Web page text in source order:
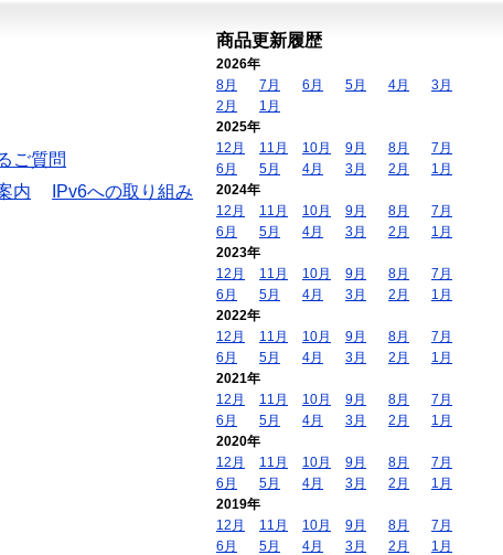
ご質問
内
IPv6への取り組み
商品更新履歴
2026年
8月
7月 6月 5月 4月
3月
2月
1月
2025年
12月
11月 10月 9月 8月
7月
6月
5月 4月 3月 2月
1月
2024年
12月
11月 10月 9月 8月
7月
6月
5月 4月 3月 2月
1月
2023年
12月
11月 10月 9月 8月
7月
6月
5月 4月 3月 2月
1月
2022年
12月
11月 10月 9月 8月
7月
6月
5月 4月 3月 2月
1月
2021年
12月
11月 10月 9月 8月
7月
6月
5月 4月 3月 2月
1月
2020年
12月
11月 10月 9月 8月
7月
6月
5月 4月 3月 2月
1月
2019年
12月
11月 10月 9月 8月
7月
6月
5月 4月 3月 2月
1月